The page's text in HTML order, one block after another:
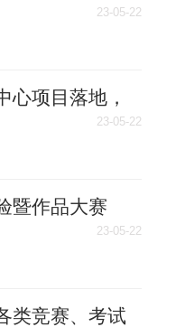
23-05-22
心项目落地，
23-05-22
暨作品大赛
23-05-22
类竞赛、考试